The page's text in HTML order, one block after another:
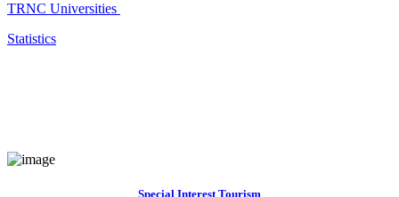
TRNC Universities
Statistics
Special Interest Tourism